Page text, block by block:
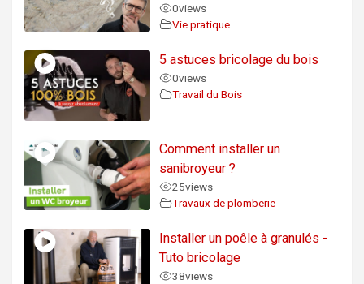
0views
Vie pratique
5 astuces bricolage du bois
0views
Travail du Bois
Comment installer un
sanibroyeur ?
25views
Travaux de plomberie
Installer un poêle à granulés -
Tuto bricolage
38views